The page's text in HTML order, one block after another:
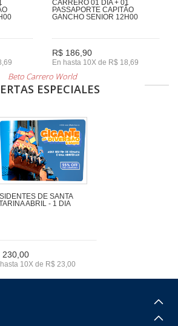
CARRERO 01 DIA + 01
PASSAPORTE CAPITÃO
GANCHO SENIOR 12H00
R$ 186,90
En hasta 10X de R$ 18,69
Beto Carrero World
ESPECIALES
DE SANTA
ABRIL - 1 DIA
230,00
10X de R$ 23,00